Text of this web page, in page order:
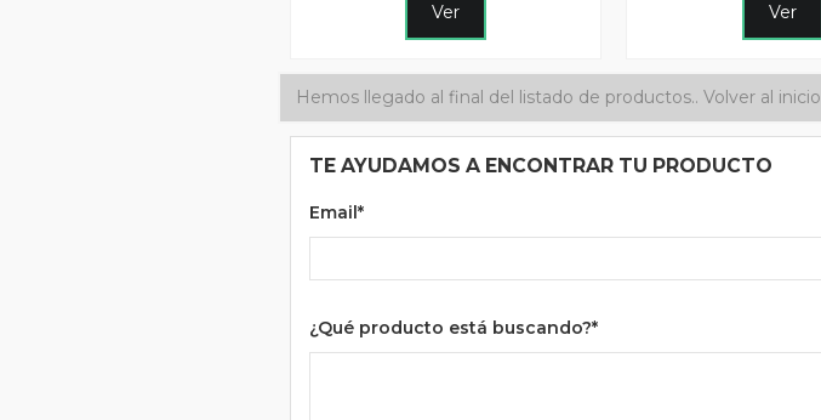
Ver Ver
Hemos llegado al final del listado de productos.. Volver al inicio
TE AYUDAMOS A ENCONTRAR TU PRODUCTO
Email*
¿Qué producto está buscando?*